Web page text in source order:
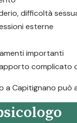
difficoltà
esterne
importanti
complicato
a Capitignano può